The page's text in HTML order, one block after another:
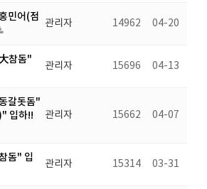
민어(점
관리자 14962 04-20
참돔"
관리자 15696 04-13
갈돗돔"
입하!!
관리자 15662 04-07
돔" 입
관리자 15314 03-31